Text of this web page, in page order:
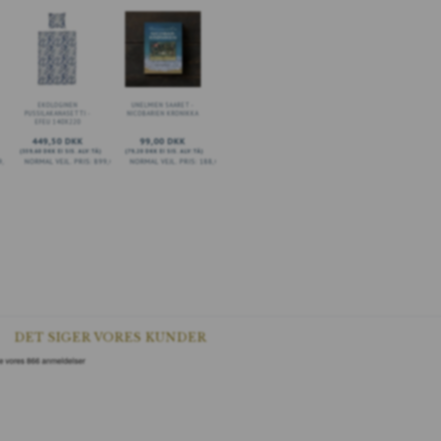
DKK
EKOLOGINEN
PUSSILAKANASETTI -
EFEU 140X220
449,50 DKK
359,60 DKK EI SIS. ALV:TÄ
899,00 DKK
UNELMIEN SAARET -
NICOBARIEN KRONIKKA
99,00 DKK
79,20 DKK EI SIS. ALV:TÄ
188,00 DKK
DET SIGER VORES KUNDER